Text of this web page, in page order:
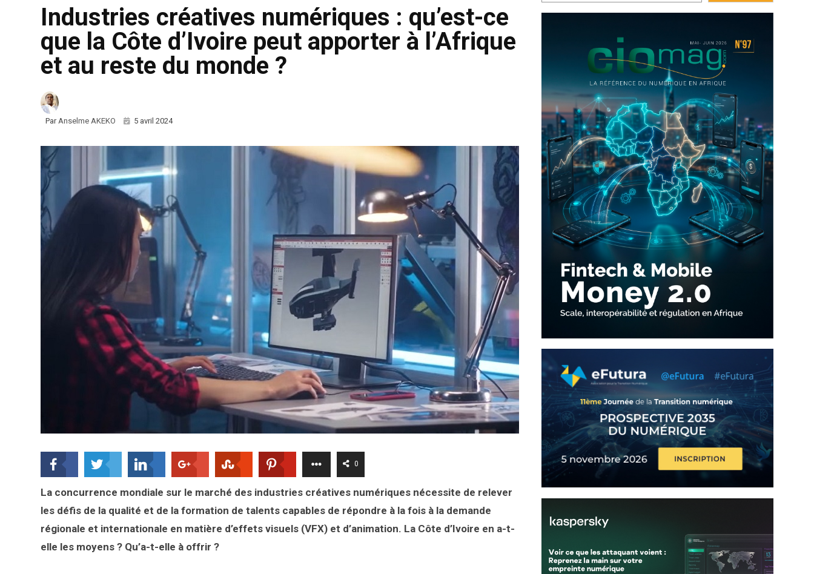
Industries créatives numériques : qu’est-ce
que la Côte d’Ivoire peut apporter à l’Afrique
et au reste du monde ?
ParAnselme AKEKO 5 avril 2024
0
La concurrence mondiale sur le marché des industries créatives numériques nécessite de relever
les défis de la qualité et de la formation de talents capables de répondre à la fois à la demande
régionale et internationale en matière d’effets visuels (VFX) et d’animation. La Côte d’Ivoire en a-t-
elle les moyens ? Qu’a-t-elle à offrir ?